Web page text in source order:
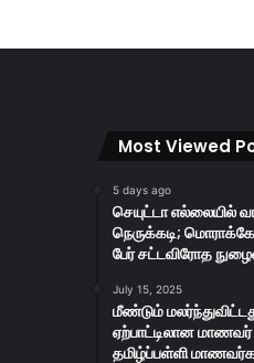
Most Viewed
5 days ago
செயுட்டா எல்லையில்
நெருக்கடி;
பேர் சட்டவிரோத
July 15, 2025
மீண்டும்
ஏற்பாட்டிலான
தமிழ்ப்பள்ளி